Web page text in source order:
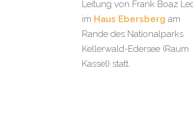
Leitung von Frank Boaz
im Haus Ebersberg am
Rande des Nationalparks
Kellerwald-Edersee (Raum
Kassel) statt.